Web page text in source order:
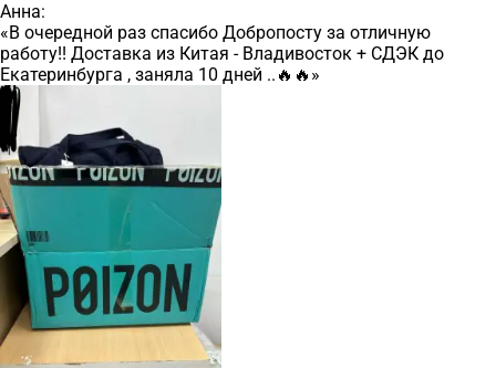
Анна:
«В очередной раз спасибо Добропосту за отличную
работу!! Доставка из Китая - Владивосток + СДЭК до
Екатеринбурга , заняла 10 дней ..🔥🔥»